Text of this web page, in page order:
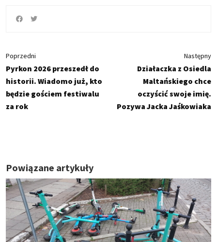
Poprzedni
Pyrkon 2026 przeszedł do
historii. Wiadomo już, kto
będzie gościem festiwalu
za rok
Następny
Działaczka z Osiedla
Maltańskiego chce
oczyścić swoje imię.
Pozywa Jacka Jaśkowiaka
Powiązane artykuły